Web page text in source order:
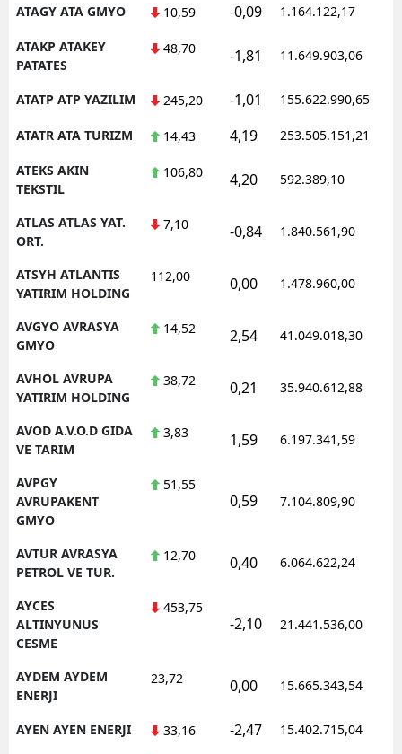
ATAGY ATA GMYO 10,59 -0,09 1.164.122,17
ATAKP ATAKEY
PATATES
48,70 -1,81 11.649.903,06
ATATP ATP YAZILIM 245,20 -1,01 155.622.990,65
ATATR ATA TURIZM 14,43 4,19 253.505.151,21
ATEKS AKIN
TEKSTIL
106,80 4,20 592.389,10
ATLAS ATLAS YAT.
ORT.
7,10 -0,84 1.840.561,90
ATSYH ATLANTIS
YATIRIM HOLDING
112,00 0,00 1.478.960,00
AVGYO AVRASYA
GMYO
14,52 2,54 41.049.018,30
AVHOL AVRUPA
YATIRIM HOLDING
38,72 0,21 35.940.612,88
AVOD A.V.O.D GIDA
VE TARIM
3,83 1,59 6.197.341,59
AVPGY
AVRUPAKENT
GMYO
51,55
0,59 7.104.809,90
AVTUR AVRASYA
PETROL VE TUR.
12,70 0,40 6.064.622,24
AYCES
ALTINYUNUS
CESME
453,75
-2,10 21.441.536,00
AYDEM AYDEM
ENERJI
23,72 0,00 15.665.343,54
AYEN AYEN ENERJI 33,16 -2,47 15.402.715,04